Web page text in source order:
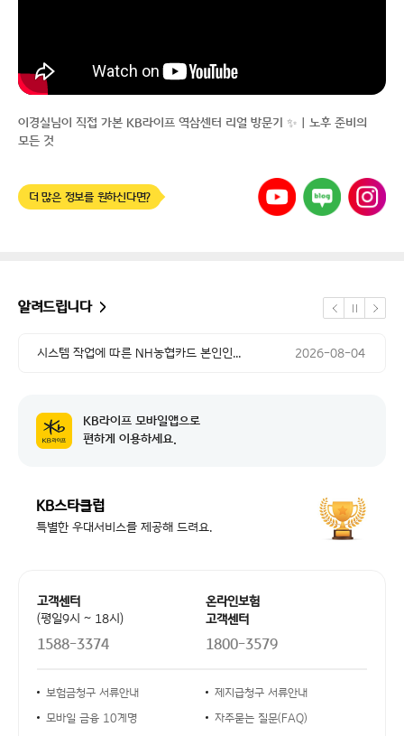
이경실님이 직접 가본 KB라이프 역삼센터 리얼 방문기 ✨｜노후 준비의
모든 것
더 많은 정보를 원하신다면?
유튜브 네이버 인스타그램
알려드립니다
교통경찰업무관리시스템 점검에 따른 일부...
시스템 작업에 따른 NH농협카드 본인인... 공지 날짜
2026-08-04
교통경찰업무관리시스템 점검에 따른 일부... 공지 날짜
2026-08-07
교통경찰업무관리시스템 점검에 따른 일부... 공지 날짜
2026-08-07
시스템 작업에 따른 NH농협카드 본인인... 공지 날짜
2026-08-04
교통경찰업무관리시스템 점검에 따른 일부...
시스템 업그레이드 작업에 따른 서비스 ... 공지 날짜
2026-08-04
이전 다음
정지
KB라이프 모바일앱으로
편하게 이용하세요.
KB스타클럽
특별한 우대서비스를 제공해 드려요.
고객센터 안내
고객센터
(평일9시 ~ 18시)
1588-3374
온라인보험
고객센터
1800-3579
안내사항 링크
보험금청구 서류안내
제지급청구 서류안내
모바일 금융 10계명
자주묻는 질문(FAQ)